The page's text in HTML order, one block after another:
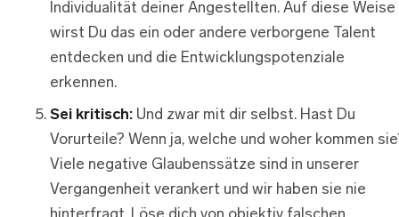
Individualität deiner Angestellten. Auf diese Weise
wirst Du das ein oder andere verborgene Talent
entdecken und die Entwicklungspotenziale
erkennen.
Sei kritisch: Und zwar mit dir selbst. Hast Du
Vorurteile? Wenn ja, welche und woher kommen
Viele negative Glaubenssätze sind in unserer
Vergangenheit verankert und wir haben sie nie